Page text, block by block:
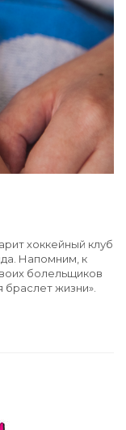
хоккейный клуб
Напомним, к
болельщиков
жизни».